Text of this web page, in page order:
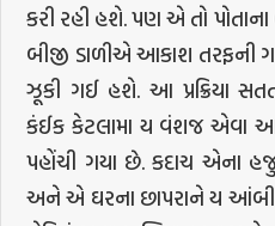
કરી રહી હશે. પણ એ તો
બીજી ડાળીએ આકાશ તરફની
ઝૂકી ગઈ હશે. આ પ્રક્રિયા
કંઈક કેટલામા ય વંશજ
પહોંચી ગયા છે. કદાચ એના
અને એ ઘરના છાપરાને ય આંબી